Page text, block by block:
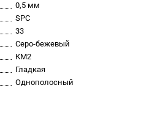
0,5 мм
SPC
33
Серо-бежевый
КМ2
Гладкая
Однополосный